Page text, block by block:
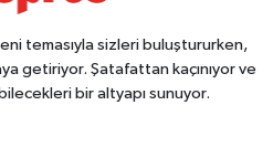
temasıyla sizleri buluştururken,
getiriyor. Şatafattan kaçınıyor ve
bir altyapı sunuyor.